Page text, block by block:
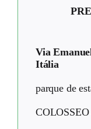
Via
Itália
parque de